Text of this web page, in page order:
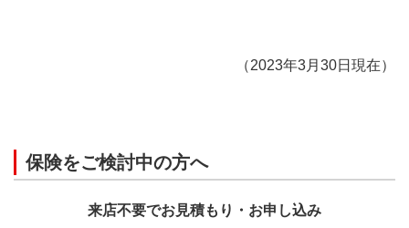
（2023年3月30日現在）
保険をご検討中の方へ
来店不要でお見積もり・お申し込み